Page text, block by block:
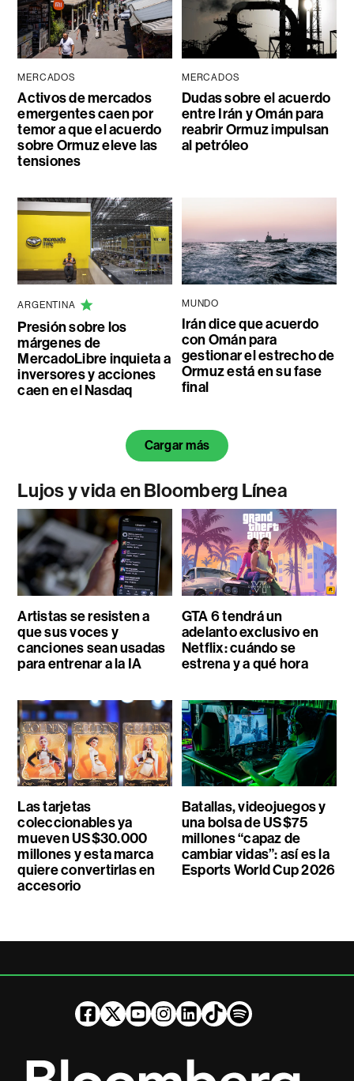
MERCADOS
Activos de mercados
emergentes caen por
temor a que el acuerdo
sobre Ormuz eleve las
tensiones
MERCADOS
Dudas sobre el acuerdo
entre Irán y Omán para
reabrir Ormuz impulsan
al petróleo
ARGENTINA
Presión sobre los
márgenes de
MercadoLibre inquieta a
inversores y acciones
caen en el Nasdaq
MUNDO
Irán dice que acuerdo
con Omán para
gestionar el estrecho de
Ormuz está en su fase
final
Cargar más
Lujos y vida en Bloomberg Línea
Artistas se resisten a
que sus voces y
canciones sean usadas
para entrenar a la IA
GTA 6 tendrá un
adelanto exclusivo en
Netflix: cuándo se
estrena y a qué hora
Las tarjetas
coleccionables ya
mueven US$30.000
millones y esta marca
quiere convertirlas en
accesorio
Batallas, videojuegos y
una bolsa de US$75
millones “capaz de
cambiar vidas”: así es la
Esports World Cup 2026